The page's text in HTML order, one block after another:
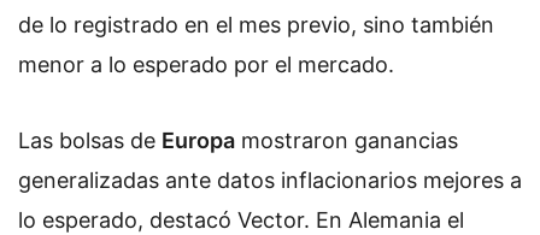
de lo registrado en el mes previo, sino también
menor a lo esperado por el mercado.
Las bolsas de Europa mostraron ganancias
generalizadas ante datos inflacionarios mejores a
lo esperado, destacó Vector. En Alemania el